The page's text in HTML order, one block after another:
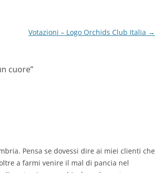
Votazioni – Logo Orchids Club Italia →
cuore”
Pensa se dovessi dire ai miei clienti che
a farmi venire il mal di pancia nel